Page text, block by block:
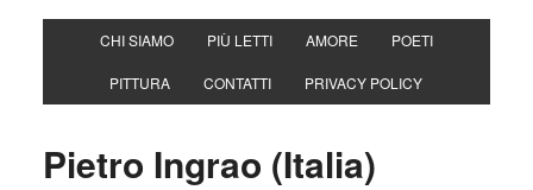
CHI SIAMO PIÙ LETTI AMORE POETI
PITTURA CONTATTI PRIVACY POLICY
Pietro Ingrao (Italia)